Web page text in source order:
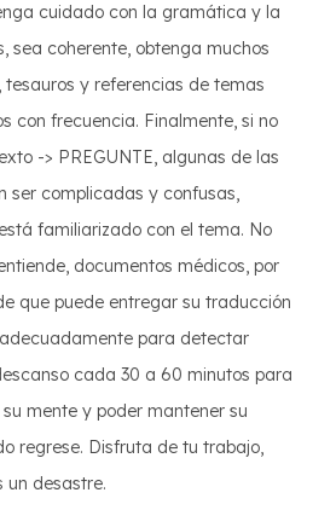
cuidado con la gramática y la
sea coherente, obtenga muchos
tesauros y referencias de temas
con frecuencia. Finalmente, si no
-> PREGUNTE, algunas de las
ser complicadas y confusas,
familiarizado con el tema. No
documentos médicos, por
que puede entregar su traducción
para detectar
cada 30 a 60 minutos para
mente y poder mantener su
regrese. Disfruta de tu trabajo,
un desastre.